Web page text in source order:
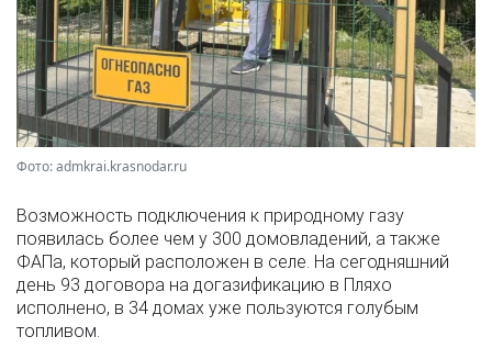
Фото: admkrai.krasnodar.ru
Возможность подключения к природному газу
появилась более чем у 300 домовладений, а также
ФАПа, который расположен в селе. На сегодняшний
день 93 договора на догазификацию в Пляхо
исполнено, в 34 домах уже пользуются голубым
топливом.